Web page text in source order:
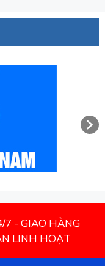
7 - GIAO HÀNG
LINH HOẠT